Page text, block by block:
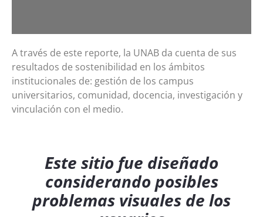
A través de este reporte, la UNAB da cuenta de sus
resultados de sostenibilidad en los ámbitos
institucionales de: gestión de los campus
universitarios, comunidad, docencia, investigación y
vinculación con el medio.
Este sitio fue diseñado
considerando posibles
problemas visuales de los